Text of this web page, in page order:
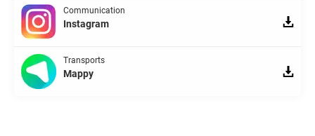
Communication
Instagram
Transports
Mappy